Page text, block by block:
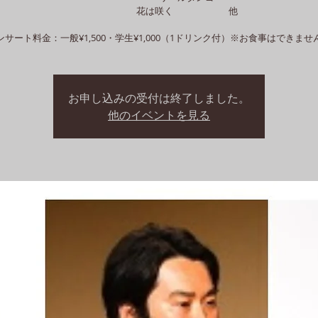
花は咲く 他
サート料金：一般¥1,500・学生¥1,000（1ドリンク付）※お食事はできませ
お申し込みの受付は終了しました。
他のイベントを見る